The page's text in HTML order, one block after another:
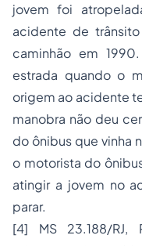
jovem foi
acidente de
caminhão em
estrada quando o
origem ao acidente
manobra não deu
do ônibus que vinha
o motorista do
atingir a jovem no
parar.
[4] MS 23.188/RJ,